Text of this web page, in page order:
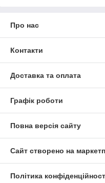
Оплатите заказ:
Идеальное
Про нас
Контакти
Доставка та оплата
Графік роботи
Повна версія сайту
Сайт створено на
Політика